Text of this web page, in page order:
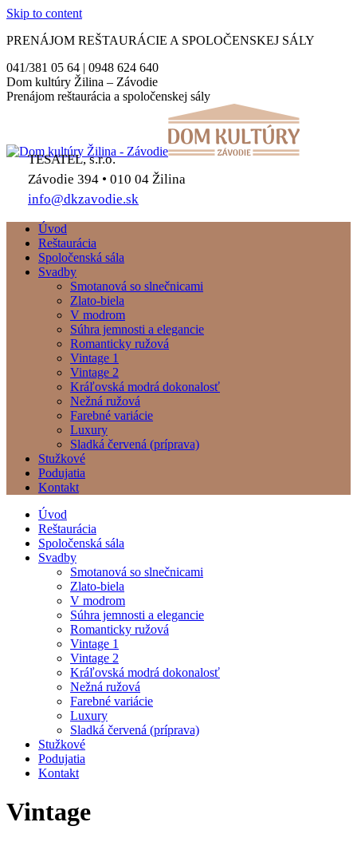
Skip to content
PRENÁJOM REŠTAURÁCIE A SPOLOČENSKEJ SÁLY
041/381 05 64 | 0948 624 640
Dom kultúry Žilina – Závodie
Prenájom reštaurácia a spoločenskej sály
TESATEL, s.r.o.
Závodie 394 • 010 04 Žilina
info@dkzavodie.sk
Úvod
Reštaurácia
Spoločenská sála
Svadby
Smotanová so slnečnicami
Zlato-biela
V modrom
Súhra jemnosti a elegancie
Romanticky ružová
Vintage 1
Vintage 2
Kráľovská modrá dokonalosť
Nežná ružová
Farebné variácie
Luxury
Sladká červená (príprava)
Stužkové
Podujatia
Kontakt
Úvod
Reštaurácia
Spoločenská sála
Svadby
Smotanová so slnečnicami
Zlato-biela
V modrom
Súhra jemnosti a elegancie
Romanticky ružová
Vintage 1
Vintage 2
Kráľovská modrá dokonalosť
Nežná ružová
Farebné variácie
Luxury
Sladká červená (príprava)
Stužkové
Podujatia
Kontakt
Vintage